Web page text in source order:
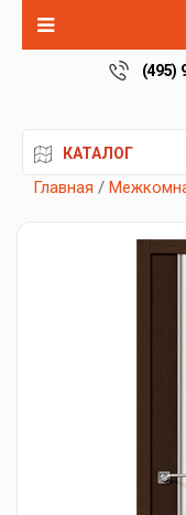
(495)
КАТАЛОГ
Главная /